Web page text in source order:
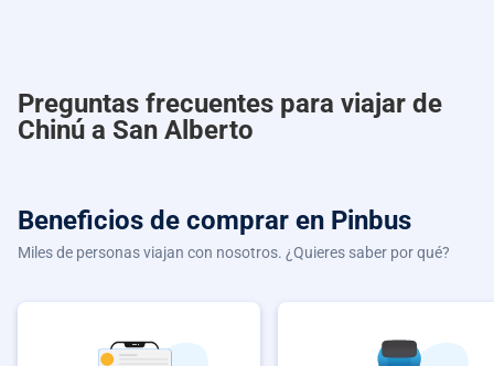
Preguntas frecuentes para viajar de
Chinú a San Alberto
Beneficios de comprar en Pinbus
Miles de personas viajan con nosotros. ¿Quieres saber por qué?